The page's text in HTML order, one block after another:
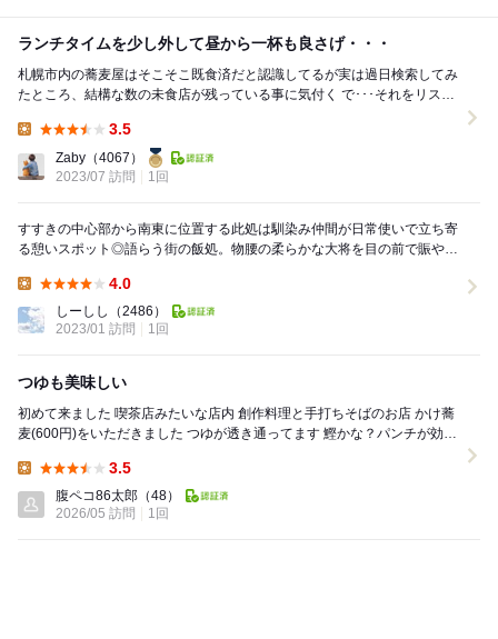
ランチタイムを少し外して昼から一杯も良さげ・・・
札幌市内の蕎麦屋はそこそこ既食済だと認識してるが実は過日検索してみ
たところ、結構な数の未食店が残っている事に気付く で･･･それをリスト
3.5
Zaby （4067）
2023/07 訪問
1回
すすきの中心部から南東に位置する此処は馴染み仲間が日常使いで立ち寄
る憩いスポット◎語らう街の飯処。物腰の柔らかな大将を目の前で賑やか
4.0
しーしし
（2486）
2023/01 訪問
1回
つゆも美味しい
初めて来ました 喫茶店みたいな店内 創作料理と手打ちそばのお店 かけ蕎
麦(600円)をいただきました つゆが透き通ってます 鰹かな？パンチが効い
3.5
腹ペコ86太郎 （48）
2026/05 訪問
1回